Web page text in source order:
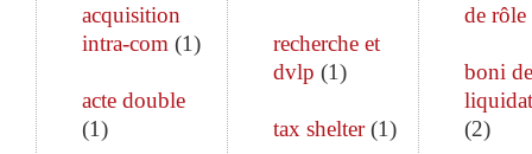
acquisition
intra-com (1)
acte double
(1)
recherche et
dvlp (1)
tax shelter(1)
de rôle
boni de
(2)